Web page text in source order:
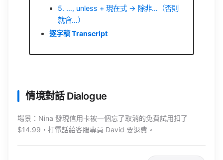
5. …, unless + 現在式 → 除非…（否則
就會…）
逐字稿 Transcript
情境對話 Dialogue
場景： Nina 發現信用卡被一個忘了取消的免費試用扣了
$14.99，打電話給客服專員 David 要退費。